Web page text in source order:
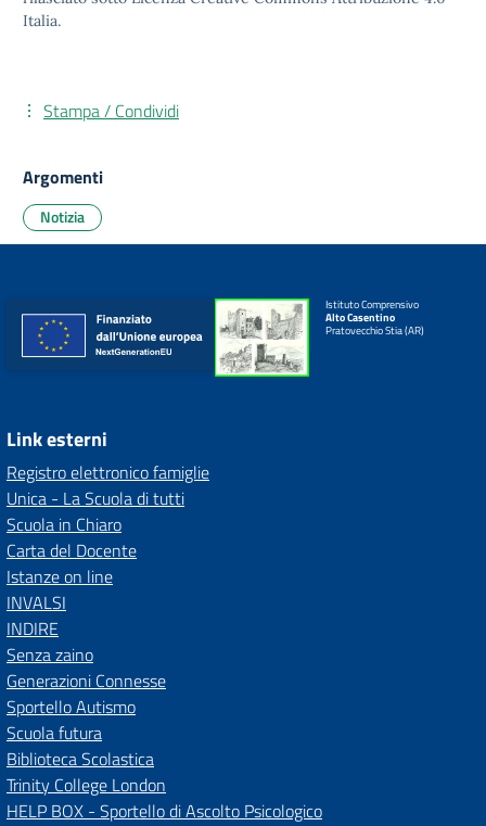
Italia.
Stampa / Condividi
Argomenti
Notizia
Istituto Comprensivo
Alto Casentino
Pratovecchio Stia (AR)
Link esterni
Registro elettronico famiglie
Unica - La Scuola di tutti
Scuola in Chiaro
Carta del Docente
Istanze on line
INVALSI
INDIRE
Senza zaino
Generazioni Connesse
Sportello Autismo
Scuola futura
Biblioteca Scolastica
Trinity College London
HELP BOX - Sportello di Ascolto Psicologico